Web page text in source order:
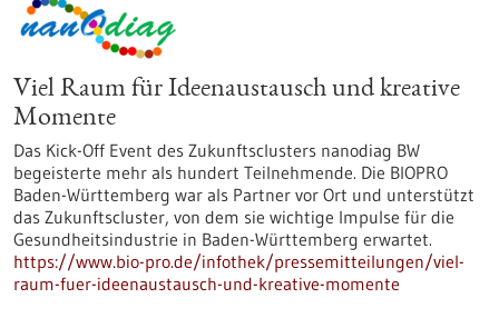
Viel Raum für Ideenaustausch und kreative
Momente
Das Kick-Off Event des Zukunftsclusters nanodiag BW
begeisterte mehr als hundert Teilnehmende. Die BIOPRO
Baden-Württemberg war als Partner vor Ort und unterstützt
das Zukunftscluster, von dem sie wichtige Impulse für die
Gesundheitsindustrie in Baden-Württemberg erwartet.
https://www.bio-pro.de/infothek/pressemitteilungen/viel-
raum-fuer-ideenaustausch-und-kreative-momente